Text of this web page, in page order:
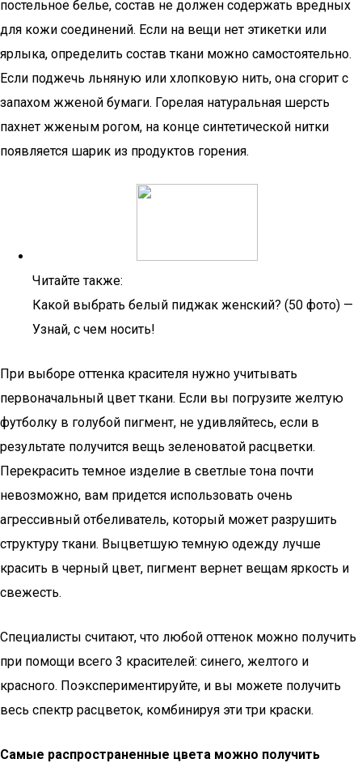
постельное белье, состав не должен содержать вредных
для кожи соединений. Если на вещи нет этикетки или
ярлыка, определить состав ткани можно самостоятельно.
Если поджечь льняную или хлопковую нить, она сгорит с
запахом жженой бумаги. Горелая натуральная шерсть
пахнет жженым рогом, на конце синтетической нитки
появляется шарик из продуктов горения.
Читайте также:
Какой выбрать белый пиджак женский? (50 фото) —
Узнай, с чем носить!
При выборе оттенка красителя нужно учитывать
первоначальный цвет ткани. Если вы погрузите желтую
футболку в голубой пигмент, не удивляйтесь, если в
результате получится вещь зеленоватой расцветки.
Перекрасить темное изделие в светлые тона почти
невозможно, вам придется использовать очень
агрессивный отбеливатель, который может разрушить
структуру ткани. Выцветшую темную одежду лучше
красить в черный цвет, пигмент вернет вещам яркость и
свежесть.
Специалисты считают, что любой оттенок можно получить
при помощи всего 3 красителей: синего, желтого и
красного. Поэкспериментируйте, и вы можете получить
весь спектр расцветок, комбинируя эти три краски.
Самые распространенные цвета можно получить